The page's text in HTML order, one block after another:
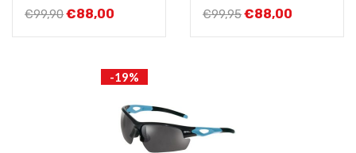
€99,90€88,00
€99,95€88,00
-19%